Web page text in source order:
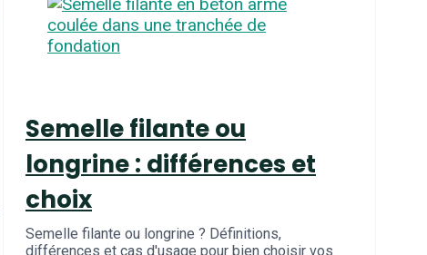
Semelle filante ou
longrine : différences et
choix
Semelle filante ou longrine ? Définitions,
différences et cas d'usage pour bien choisir vos